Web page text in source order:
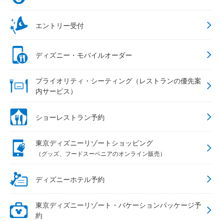
エントリー受付
ディズニー・モバイルオーダー
プライオリティ・シーティング（レストランの優先案
内サービス）
ショーレストラン予約
東京ディズニーリゾートショッピング
（グッズ、フードスーベニアのオンライン販売）
ディズニーホテル予約
東京ディズニーリゾート・バケーションパッケージ予
約